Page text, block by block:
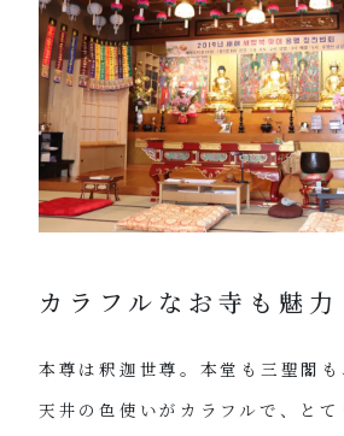
カラフルなお寺も魅力
本尊は釈迦世尊。本堂も三聖閣
天井の色使いがカラフルで、と